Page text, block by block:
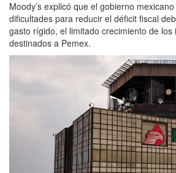
Moody’s explicó que el gobierno
dificultades para reducir el déficit fiscal
gasto rígido, el limitado crecimiento de
destinados a Pemex.